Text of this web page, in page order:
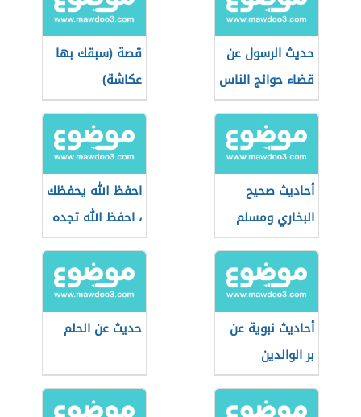
حديث الرسول عن
قضاء حوائج الناس
قصة (سبقك بها
عكاشة)
أحاديث صحيح
البخاري ومسلم
احفظ الله يحفظك
، احفظ الله تجده
تجاهك
أحاديث نبوية عن
بر الوالدين
حديث عن الحلم